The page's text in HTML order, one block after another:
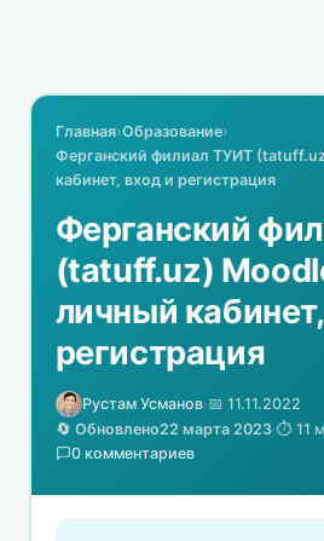
Главная›Образование›
Ферганский филиал ТУИТ
кабинет, вход и регистрация
Ферганский
(tatuff.uz)
личный
регистрация
Рустам Усманов·📅 11.11.2022
🔄 Обновлено22 марта 2023·⏱️ 11
0 комментариев